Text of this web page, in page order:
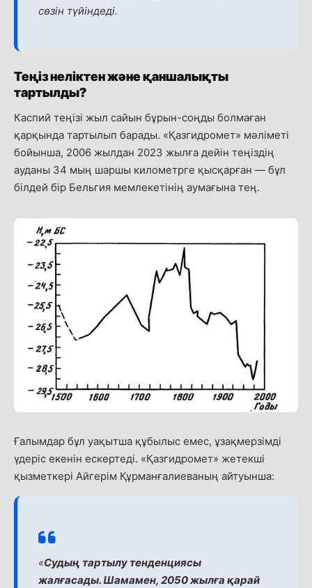
сөзін түйіндеді.
Теңіз неліктен және қаншалықты
тартылды?
Каспий теңізі жыл сайын бұрын-соңды болмаған
қарқында тартылып барады. «Қазгидромет» мәліметі
бойынша, 2006 жылдан 2023 жылға дейін теңіздің
ауданы 34 мың шаршы километрге қысқарған — бұл
білдей бір Бельгия мемлекетінің аумағына тең.
Ғалымдар бұл уақытша құбылыс емес, ұзақмерзімді
үдеріс екенін ескертеді. «Қазгидромет» жетекші
қызметкері Айгерім Құрманғалиеваның айтуынша:
«Судың тартылу тенденциясы
жалғасады. Шамамен, 2050 жылға қарай